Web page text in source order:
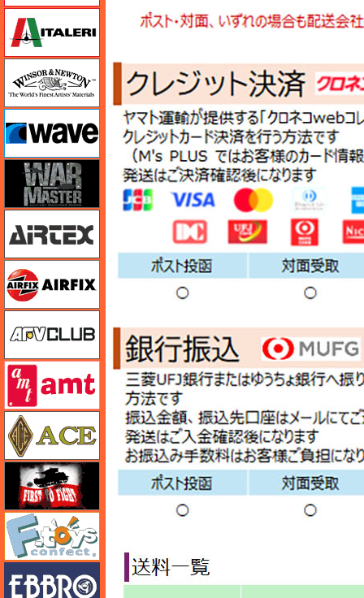
ウインザー＆ニュートン
ウェーブ
ウォーマスターズ
エアフィックス
amt
エース
エブロ